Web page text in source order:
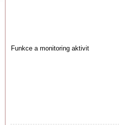
Funkce a monitoring aktivit